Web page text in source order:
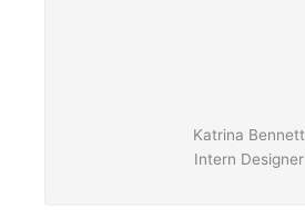
Katrina Bennett
Intern Designer